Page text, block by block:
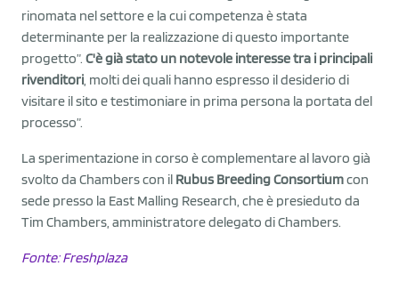
rinomata nel settore e la cui competenza è stata
determinante per la realizzazione di questo importante
progetto”. C'è già stato un notevole interesse tra i principali
rivenditori , molti dei quali hanno espresso il desiderio di
visitare il sito e testimoniare in prima persona la portata del
processo”.
La sperimentazione in corso è complementare al lavoro già
svolto da Chambers con il Rubus Breeding Consortiumcon
sede presso la East Malling Research, che è presieduto da
Tim Chambers, amministratore delegato di Chambers.
Fonte: Freshplaza